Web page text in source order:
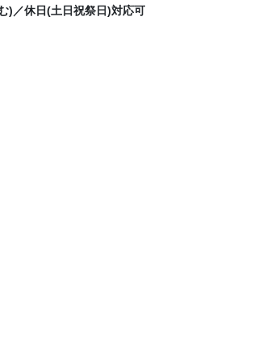
)／休日(土日祝祭日)対応可